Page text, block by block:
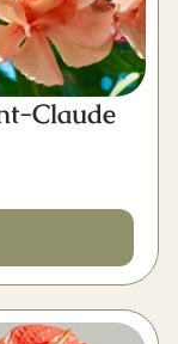
Claude